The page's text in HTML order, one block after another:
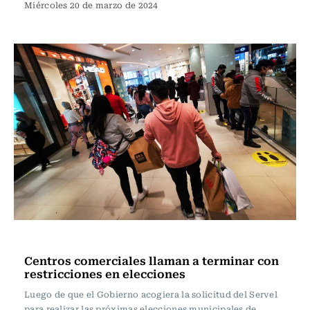
Miércoles 20 de marzo de 2024
Centros comerciales llaman a terminar con
restricciones en elecciones
Luego de que el Gobierno acogiera la solicitud del Servel